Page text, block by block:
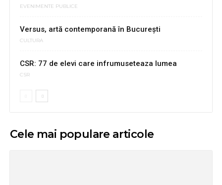
EVENIMENTE PUBLICE
Versus, artă contemporană în Bucureşti
CULTURA
CSR: 77 de elevi care infrumuseteaza lumea
CSR
Cele mai populare articole